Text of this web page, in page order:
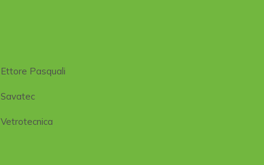
Ettore Pasquali
Savatec
Vetrotecnica